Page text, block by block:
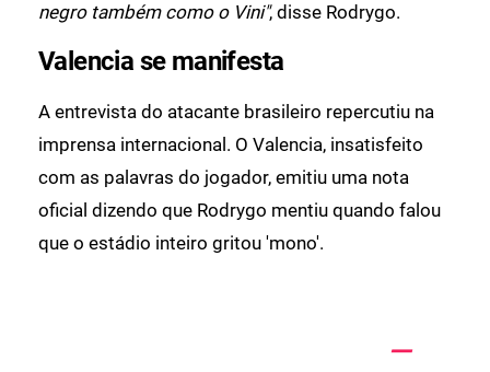
negro também como o Vini", disse Rodrygo.
Valencia se manifesta
A entrevista do atacante brasileiro repercutiu na
imprensa internacional. O Valencia, insatisfeito
com as palavras do jogador, emitiu uma nota
oficial dizendo que Rodrygo mentiu quando falou
que o estádio inteiro gritou 'mono'.